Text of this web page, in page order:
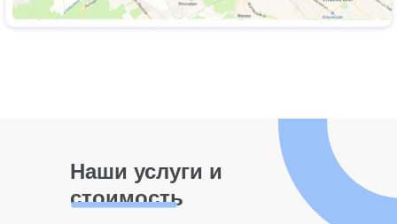
Наши услуги и
стоимость